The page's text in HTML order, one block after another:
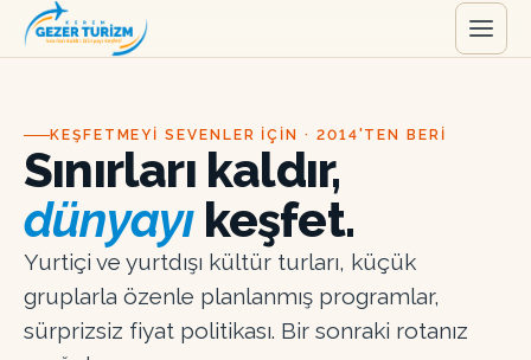
KEŞFETMEYI SEVENLER IÇIN · 2014'TEN BERI
Sınırları kaldır,
dünyayıkeşfet.
Yurtiçi ve yurtdışı kültür turları, küçük
gruplarla özenle planlanmış programlar,
sürprizsiz fiyat politikası. Bir sonraki rotanız